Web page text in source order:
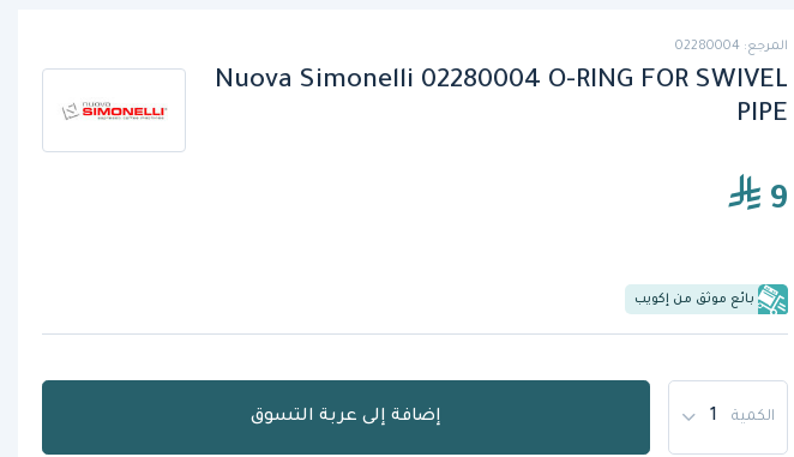
المرجع: 02280004
Nuova Simonelli 02280004 O-RING FOR SWIVEL
PIPE
9
بائع موثق من إكويب
الكمية إضافة إلى عربة التسوق